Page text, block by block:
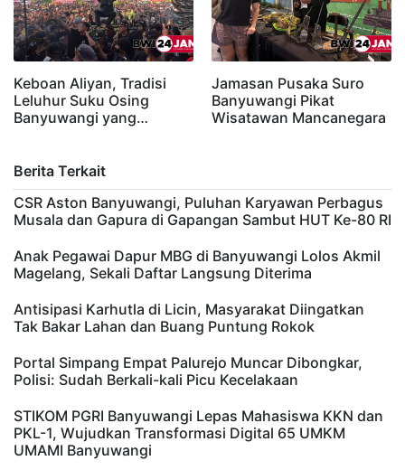
Keboan Aliyan, Tradisi
Leluhur Suku Osing
Banyuwangi yang…
Jamasan Pusaka Suro
Banyuwangi Pikat
Wisatawan Mancanegara
Berita Terkait
CSR Aston Banyuwangi, Puluhan Karyawan Perbagus
Musala dan Gapura di Gapangan Sambut HUT Ke-80 RI
Anak Pegawai Dapur MBG di Banyuwangi Lolos Akmil
Magelang, Sekali Daftar Langsung Diterima
Antisipasi Karhutla di Licin, Masyarakat Diingatkan
Tak Bakar Lahan dan Buang Puntung Rokok
Portal Simpang Empat Palurejo Muncar Dibongkar,
Polisi: Sudah Berkali-kali Picu Kecelakaan
STIKOM PGRI Banyuwangi Lepas Mahasiswa KKN dan
PKL-1, Wujudkan Transformasi Digital 65 UMKM
UMAMI Banyuwangi